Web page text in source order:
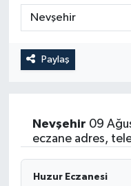
Paylaş
Nevşehir 09
eczane adres,
Huzur Eczanesi
Tüm Manşetler
Son Dakika